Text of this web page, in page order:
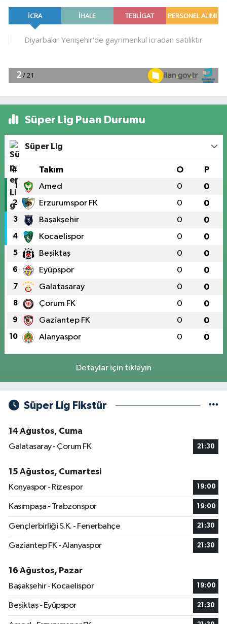
Süper Lig Puan Durumu
Süper Lig
# Takım O P
1 Amed 0 0
2 Erzurumspor FK 0 0
3 Başakşehir 0 0
4 Kocaelispor 0 0
5 Beşiktaş 0 0
6 Eyüpspor 0 0
7 Galatasaray 0 0
8 Çorum FK 0 0
9 Gaziantep FK 0 0
10 Alanyaspor 0 0
Detaylar için tıklayın
Süper Lig Fikstür
14 Ağustos, Cuma
Galatasaray - Çorum FK
21:30
15 Ağustos, Cumartesi
Konyaspor - Rizespor
19:00
Kasımpaşa - Trabzonspor 19:00
Gençlerbirliği S.K. - Fenerbahçe 21:30
Gaziantep FK - Alanyaspor 21:30
16 Ağustos, Pazar
Başakşehir - Kocaelispor
19:00
Beşiktaş - Eyüpspor 21:30